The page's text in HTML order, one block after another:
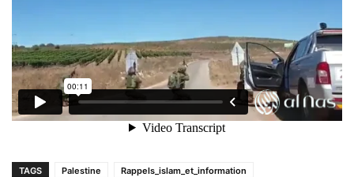
TAGS Palestine Rappels_islam_et_information